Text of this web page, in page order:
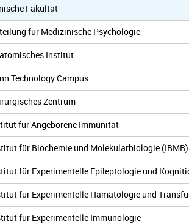
Fakultät
für Medizinische Psychologie
Institut
Technology Campus
Zentrum
für Angeborene Immunität
für Biochemie und Molekularbiologie (IBMB)
für Experimentelle Epileptologie und
für Experimentelle Hämatologie und
für Experimentelle Immunologie